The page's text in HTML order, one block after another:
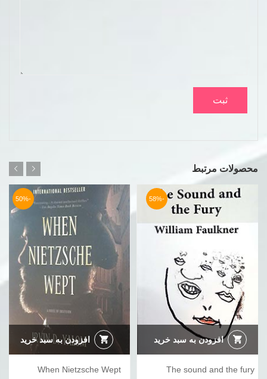
محصولات مرتبط
-58%
افزودن به سبد خرید
The sound and the fury
-50%
افزودن به سبد خرید
When Nietzsche Wept